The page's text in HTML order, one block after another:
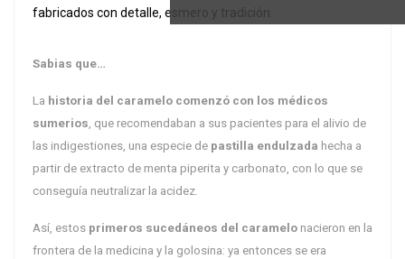
fabricados con detalle, esmero y tradición.
Sabias que…
La historia del caramelo comenzó con los médicos
sumerios, que recomendaban a sus pacientes para el alivio de
las indigestiones, una especie de pastilla endulzada hecha a
partir de extracto de menta piperita y carbonato, con lo que se
conseguía neutralizar la acidez.
Así, estos primeros sucedáneos del caramelo nacieron en la
frontera de la medicina y la golosina: ya entonces se era